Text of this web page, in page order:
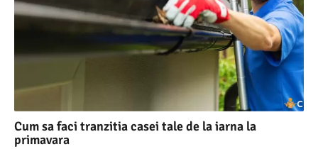
Cum sa faci tranzitia casei tale de la iarna la
primavara